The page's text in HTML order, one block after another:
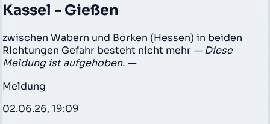
Kassel - Gießen
zwischen Wabern und Borken (Hessen) in beiden
Richtungen Gefahr besteht nicht mehr — Diese
Meldung ist aufgehoben. —
Meldung
02.06.26, 19:09